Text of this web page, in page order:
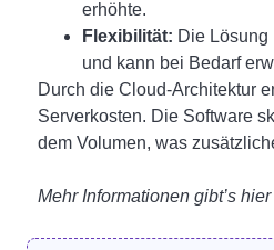
erhöhte.
Flexibilität: Die Lösung
und kann bei Bedarf
Durch die Cloud-Architektur
Serverkosten. Die Software
dem Volumen, was
Mehr Informationen gibt’s